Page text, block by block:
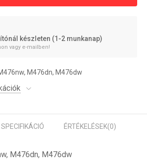
készleten (1-2 munkanap)
vagy e-mailben!
M476dn, M476dw
SPECIFIKÁCIÓ ÉRTÉKELÉSEK(0)
M476dn, M476dw